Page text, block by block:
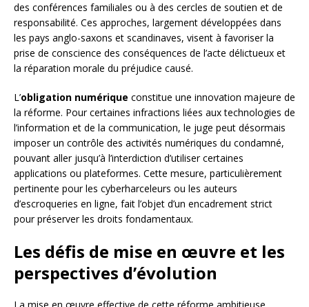
des conférences familiales ou à des cercles de soutien et de
responsabilité. Ces approches, largement développées dans
les pays anglo-saxons et scandinaves, visent à favoriser la
prise de conscience des conséquences de l’acte délictueux et
la réparation morale du préjudice causé.
L’obligation numérique constitue une innovation majeure de
la réforme. Pour certaines infractions liées aux technologies de
l’information et de la communication, le juge peut désormais
imposer un contrôle des activités numériques du condamné,
pouvant aller jusqu’à l’interdiction d’utiliser certaines
applications ou plateformes. Cette mesure, particulièrement
pertinente pour les cyberharceleurs ou les auteurs
d’escroqueries en ligne, fait l’objet d’un encadrement strict
pour préserver les droits fondamentaux.
Les défis de mise en œuvre et les
perspectives d’évolution